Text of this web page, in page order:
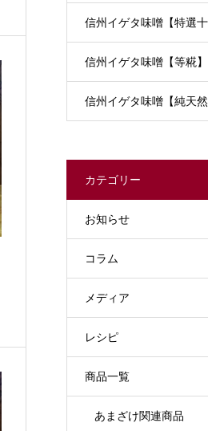
信州イゲタ味噌【特選十
信州イゲタ味噌【等糀】
信州イゲタ味噌【純天然
カテゴリー
お知らせ
コラム
メディア
レシピ
商品一覧
あまざけ関連商品